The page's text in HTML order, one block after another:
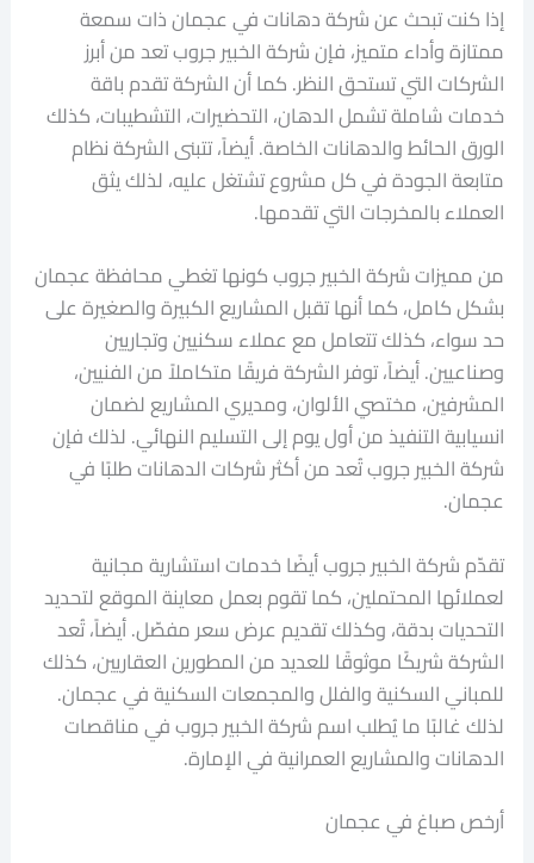
إذا كنت تبحث عن شركة دهانات في عجمان ذات سمعة
ممتازة وأداء متميز، فإن شركة الخبير جروب تعد من أبرز
الشركات التي تستحق النظر. كما أن الشركة تقدم باقة
خدمات شاملة تشمل الدهان، التحضيرات، التشطيبات، كذلك
الورق الحائط والدهانات الخاصة. أيضاً، تتبنى الشركة نظام
متابعة الجودة في كل مشروع تشتغل عليه، لذلك يثق
العملاء بالمخرجات التي تقدمها.
من مميزات شركة الخبير جروب كونها تغطي محافظة عجمان
بشكل كامل، كما أنها تقبل المشاريع الكبيرة والصغيرة على
حد سواء، كذلك تتعامل مع عملاء سكنيين وتجاريين
وصناعيين. أيضاً، توفر الشركة فريقًا متكاملاً من الفنيين،
المشرفين، مختصي الألوان، ومديري المشاريع لضمان
انسيابية التنفيذ من أول يوم إلى التسليم النهائي. لذلك فإن
شركة الخبير جروب تُعد من أكثر شركات الدهانات طلبًا في
عجمان.
تقدّم شركة الخبير جروب أيضًا خدمات استشارية مجانية
لعملائها المحتملين، كما تقوم بعمل معاينة الموقع لتحديد
التحديات بدقة، وكذلك تقديم عرض سعر مفصّل. أيضاً، تُعد
الشركة شريكًا موثوقًا للعديد من المطورين العقاريين، كذلك
للمباني السكنية والفلل والمجمعات السكنية في عجمان.
لذلك غالبًا ما يُطلب اسم شركة الخبير جروب في مناقصات
الدهانات والمشاريع العمرانية في الإمارة.
أرخص صباغ في عجمان